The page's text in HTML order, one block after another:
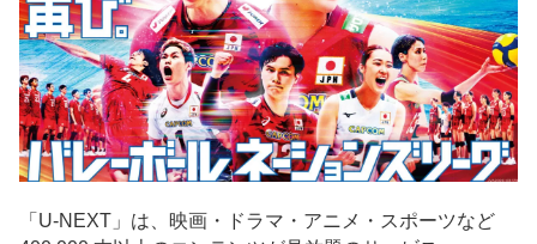
「U-NEXT」は、映画・ドラマ・アニメ・スポーツなど